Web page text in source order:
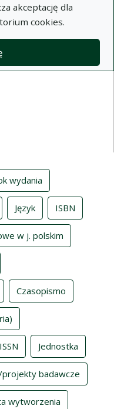
akceptację dla
cookies.
wydania
Język ISBN
w j. polskim
Czasopismo
ISSN Jednostka
badawcze
wytworzenia